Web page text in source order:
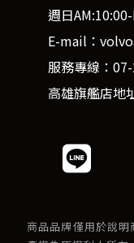
週日
E-mail：
服務專線：
高雄旗艦店地
商品品牌僅用於說